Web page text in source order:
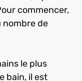
commencer,
nombre de
le plus
bain, il est